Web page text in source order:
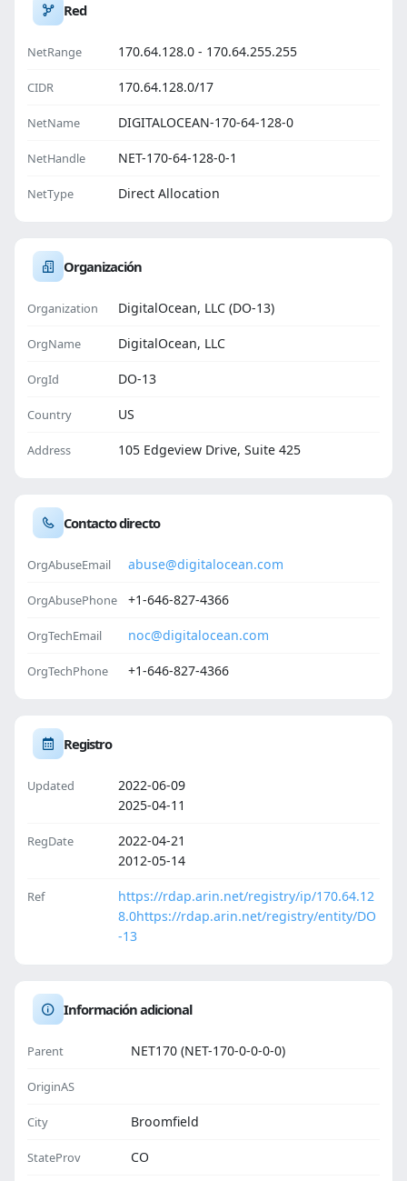
Red
NetRange 170.64.128.0 - 170.64.255.255
CIDR 170.64.128.0/17
NetName DIGITALOCEAN-170-64-128-0
NetHandle NET-170-64-128-0-1
NetType Direct Allocation
Organización
Organization DigitalOcean, LLC (DO-13)
OrgName DigitalOcean, LLC
OrgId DO-13
Country US
Address 105 Edgeview Drive, Suite 425
Contacto directo
OrgAbuseEmail abuse@digitalocean.com
OrgAbusePhone +1-646-827-4366
OrgTechEmail noc@digitalocean.com
OrgTechPhone +1-646-827-4366
Registro
Updated
2022-06-09
2025-04-11
RegDate
2022-04-21
2012-05-14
Ref
https://rdap.arin.net/registry/ip/170.64.12
8.0https://rdap.arin.net/registry/entity/DO
-13
Información adicional
Parent NET170 (NET-170-0-0-0-0)
OriginAS
City Broomfield
StateProv CO